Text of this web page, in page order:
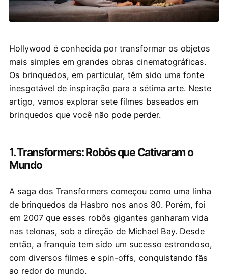
Hollywood é conhecida por transformar os objetos
mais simples em grandes obras cinematográficas.
Os brinquedos, em particular, têm sido uma fonte
inesgotável de inspiração para a sétima arte. Neste
artigo, vamos explorar sete filmes baseados em
brinquedos que você não pode perder.
1. Transformers: Robôs que Cativaram o
Mundo
A saga dos Transformers começou como uma linha
de brinquedos da Hasbro nos anos 80. Porém, foi
em 2007 que esses robôs gigantes ganharam vida
nas telonas, sob a direção de Michael Bay. Desde
então, a franquia tem sido um sucesso estrondoso,
com diversos filmes e spin-offs, conquistando fãs
ao redor do mundo.